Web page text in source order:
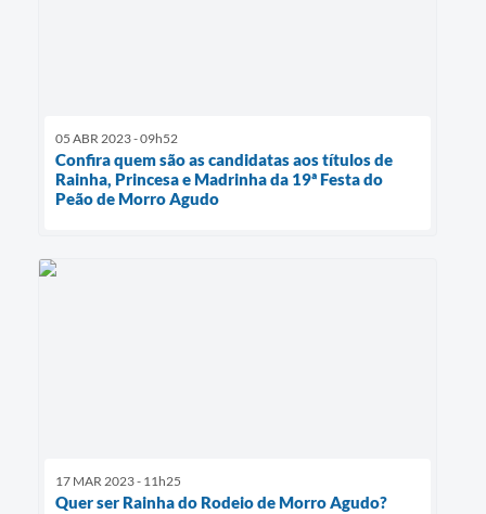
05 ABR 2023 - 09h52
Confira quem são as candidatas aos títulos de
Rainha, Princesa e Madrinha da 19ª Festa do
Peão de Morro Agudo
17 MAR 2023 - 11h25
Quer ser Rainha do Rodeio de Morro Agudo?